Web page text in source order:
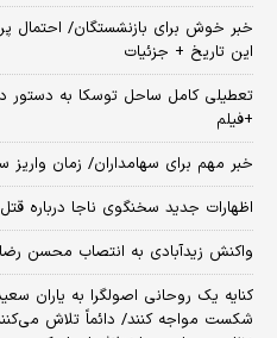
خبر خوش برای بازنشستگان/ احتمال
این تاریخ + جزئیات
تعطیلی کامل ساحل توسکا به دستور
+فیلم
خبر مهم برای سهامداران/ زمان
اظهارات جدید سخنگوی ناجا درباره
واکنش زیدآبادی به انتصاب محسن
کنایه یک روحانی اصولگرا به یاران
شکست مواجه کنند/ دائماً تلاش